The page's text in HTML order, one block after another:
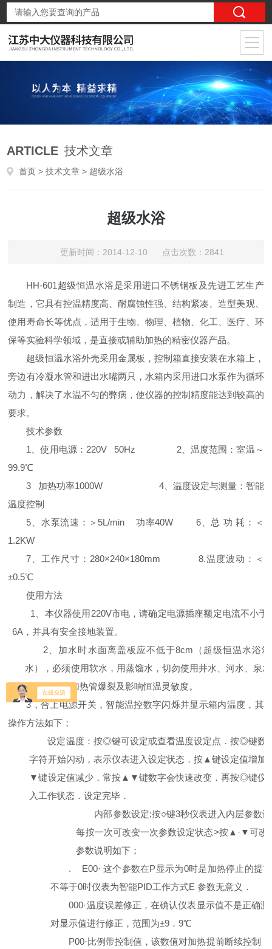
ARTICLE 技术文章
首页 >技术文章 > 超级水浴
超级水浴
更新时间：2014-12-10 点击次数：2841
HH-601 超级恒温水浴是采用进口不锈钢板及先进工艺生产
制造，它具有控温精度高、耐腐蚀性强、结构紧凑、造型美观、
使用寿命长等优点，适用于生物、物理、植物、化工、医疗、环
保等实验科学领域，是直接或辅助加热的精密仪器产品。
超级恒温水浴外壳采用金属板，控制箱直接安装在水箱上，
旁边有冷凝水管和进出水嘴两只，水箱内采用进口水泵作为循环
动力，解决了水温不匀的弊病，使仪器的控制精度能达到较高的
要求。
技术参数
1
、使用电源：220V 50Hz 2、温度范围：室温 ～
99.9℃
3 加热功率1000W 4、温度设定与测量：智能
温度控制
5 、水泵流速：＞ 5L/min 功率40W 6 、总 功 耗：＜
1.2KW
7 、工作尺寸： 280×240×180mm 8.温度波动：＜
±0.5℃
使用方法
1
、本仪器使用 220V市电，请确定电源插座额定电流不小于
6A，并具有安全接地装置。
2 、加水时水面离盖板应不低于8cm （超级恒温水浴
水），必须使用软水，用蒸馏水，切勿使用井水、河水、泉
硬水，以防加热管爆裂及影响恒温灵敏度。
3，合上电源开关，智能温控数字闪烁并显示箱内温度，其
操作方法如下；
设定温度：按◎键可设定或查看温度设定点．按◎键数
字符开始闪动，表示仪表进入设定状态．按▲键设定值增加
▼键设定值减少．常按▲▼键数字会快速改变．再按◎键仪
入工作状态．设定完毕．
内部参数设定;按○键3秒仪表进入内层参数
每按一次可改变一次参数设定状态>按▲ · ▼可改
参数说明如下；
. E00· 这个参数在P显示为0时是加热停止的提
不等于0时仪表为智能PID工作方式E 参数无意义．
000·温度误差修正，在确认仪表显示值不是正确
对显示值进行修正，范围为±9 ．9℃
P00·比例带控制值，该数值对加热提前断续控制